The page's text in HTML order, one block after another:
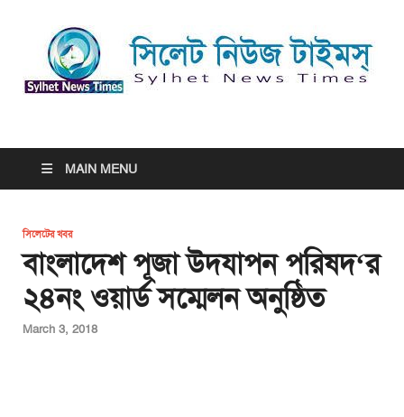
সিলেট নিউজ টাইমস্ | Sylhet
News Times
MAIN MENU
সিলেটের খবর
বাংলাদেশ পূজা উদযাপন পরিষদ‘র
২৪নং ওয়ার্ড সম্মেলন অনুষ্ঠিত
March 3, 2018